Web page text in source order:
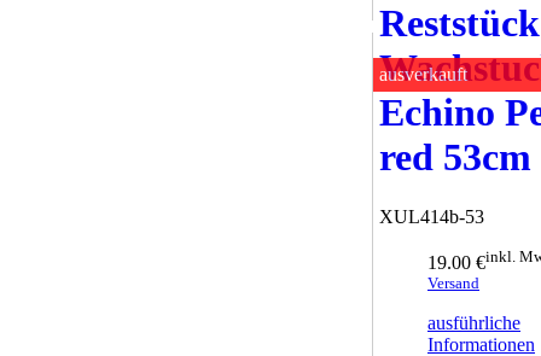
ausverkauft
Reststück
Echino
red 53cm
XUL414b-53
19.00 €inkl.
Versand
ausführliche
Informationen